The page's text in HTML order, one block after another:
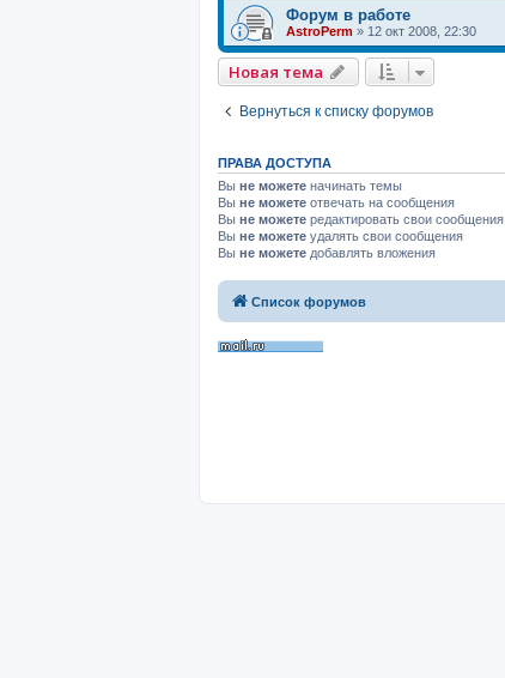
Форум в работе
AstroPerm » 12 окт 2008, 22:30
Новая тема
Вернуться к списку форумов
ПРАВА ДОСТУПА
Вы не можете начинать темы
Вы не можете отвечать на сообщения
Вы не можете редактировать свои сообщения
Вы не можете удалять свои сообщения
Вы не можете добавлять вложения
Список форумов